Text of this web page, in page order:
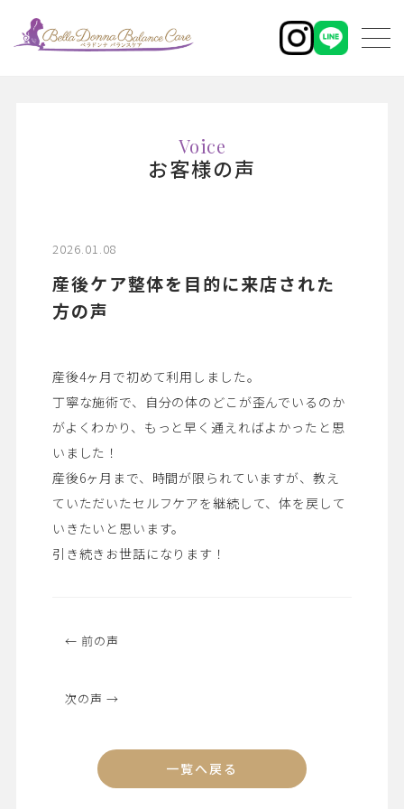
Voice
お客様の声
2026.01.08
産後ケア整体を目的に来店された
方の声
産後4ヶ月で初めて利用しました。
丁寧な施術で、自分の体のどこが歪んでいるのか
がよくわかり、もっと早く通えればよかったと思
いました！
産後6ヶ月まで、時間が限られていますが、教え
ていただいたセルフケアを継続して、体を戻して
いきたいと思います。
引き続きお世話になります！
← 前の声
次の声 →
一覧へ戻る